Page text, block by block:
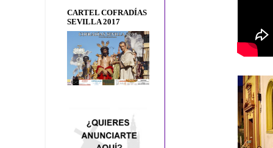
CARTEL COFRADÍAS
SEVILLA 2017